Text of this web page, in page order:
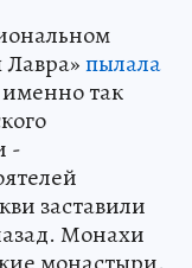
пылала
так
-
заставили
Монахи